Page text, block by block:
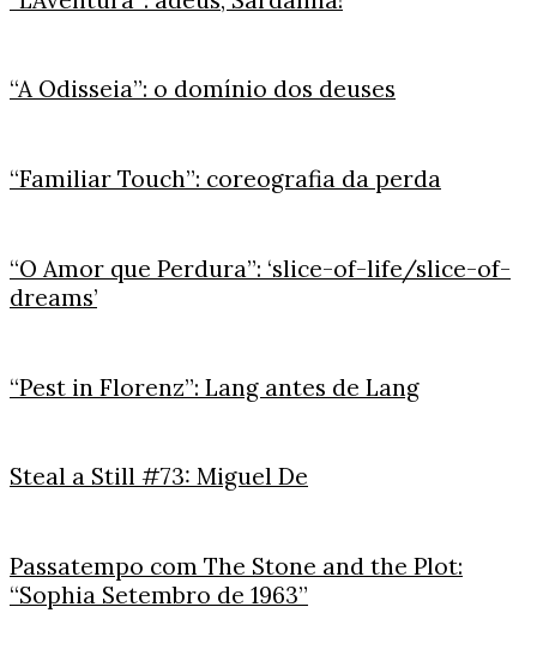
“A Odisseia”: o domínio dos deuses
“Familiar Touch”: coreografia da perda
“O Amor que Perdura”: ‘slice-of-life/slice-of-
dreams’
“Pest in Florenz”: Lang antes de Lang
Steal a Still #73: Miguel De
Passatempo com The Stone and the Plot:
“Sophia Setembro de 1963”